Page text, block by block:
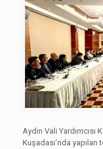
Aydın Vali Yardımcısı
Kuşadası’nda yapılan